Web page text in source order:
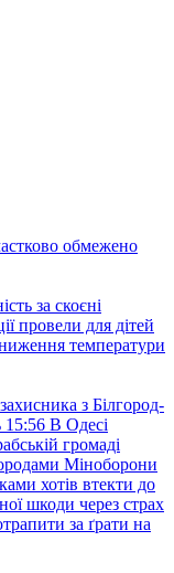
обмежено
за скоєні
провели для дітей
температури
з Білгород-
15:56 В Одесі
громаді
Міноборони
хотів втекти до
шкоди через страх
за ґрати на